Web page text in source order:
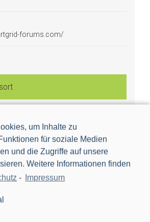
um Inhalte zu
für soziale Medien
und die Zugriffe auf unsere
Weitere Informationen finden
- Impressum
forums.com/
29
Niederlande